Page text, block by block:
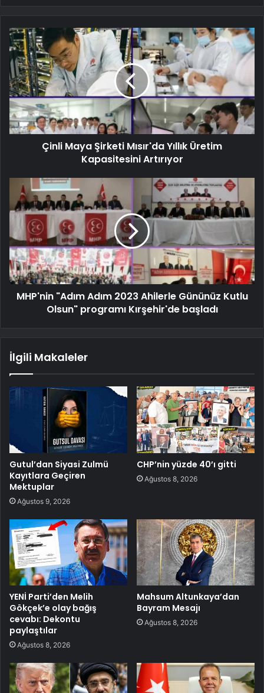
Çinli Maya Şirketi Mısır'da Yıllık Üretim
Kapasitesini Artırıyor
MHP'nin "Adım Adım 2023 Ahilerle Gününüz Kutlu
Olsun" programı Kırşehir'de başladı
İlgili Makaleler
Gutul’dan Siyasi Zulmü
Kayıtlara Geçiren
Mektuplar
Ağustos 9, 2026
CHP’nin yüzde 40’ı gitti
Ağustos 8, 2026
YENİ Parti’den Melih
Gökçek’e olay bağış
cevabı: Dekontu
paylaştılar
Ağustos 8, 2026
Mahsum Altunkaya’dan
Bayram Mesajı
Ağustos 8, 2026